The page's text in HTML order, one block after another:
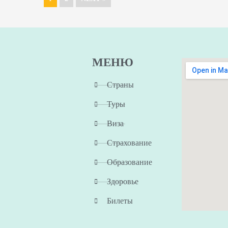
МЕНЮ
Страны
Туры
Виза
Страхование
Образование
Здоровье
Билеты